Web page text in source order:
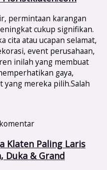
permintaan karangan
cukup signifikan.
cita atau ucapan selamat,
event perusahaan,
inilah yang membuat
gaya,
mereka pilih.Salah
Klaten Paling Laris
Duka & Grand